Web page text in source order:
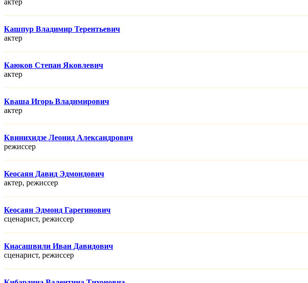
актер
Кашпур Владимир Терентьевич
актер
Каюков Степан Яковлевич
актер
Кваша Игорь Владимирович
актер
Квинихидзе Леонид Александрович
режисcер
Кеосаян Давид Эдмондович
актер, режисcер
Кеосаян Эдмонд Гарегинович
сценарист, режисcер
Киасашвили Иван Давидович
сценарист, режисcер